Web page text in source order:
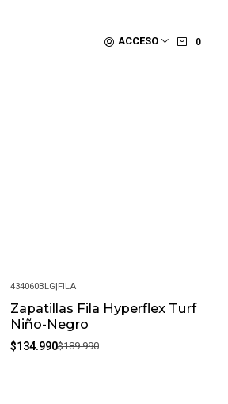
ACCESO 0
-29%
434060BLG FILA
Zapatillas Fila Hyperflex Turf
Niño-Negro
$134.990$189.990